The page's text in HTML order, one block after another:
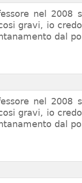
nel 2008
gravi, io
dal
nel 2008
gravi, io
dal